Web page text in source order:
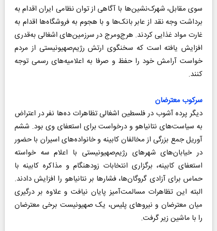
سوی مقابل، شهرک‌نشین‌ها با آگاهی از توان نظامی ایران اقدام به
برداشت وجه نقد از عابر بانک‌ها و با هجوم به فروشگاه‌ها اقدام به
غارت مواد غذایی کردند. هرج‌ومرج در سرزمین‌های اشغالی به‌قدری
افزایش یافته است که سخنگوی ارتش رژیم‌صهیونیستی از مردم
خواست آرامش خود را حفظ و صرفا به اعلامیه‌های رسمی توجه
کنند.
سرکوب معترضان
دیگر پرده آشوب در فلسطین اشغالی تظاهرات ده‌ها نفر در اعتراض
به سیاست‌های نتانیاهو و درخواست برای استعفای وی بود. ششم
آوریل جمع بزرگی از مخالفان کابینه و خانواده‌های اسیران با حضور
در خیابان‌های شهرهای رژیم‌صهیونیستی با اعلام سه خواسته
استعفای کابینه، برگزاری انتخابات زودهنگام و مذاکره کابینه با
حماس برای آزادی گروگان‌ها، فشارها بر نتانیاهو را افزایش دادند.
البته این تظاهرات مسالمت‌آمیز پایان نیافت و علاوه بر درگیری
میان معترضان و نیروهای پلیس، یک صهیونیست برخی معترضان
را با ماشین زیر گرفت.